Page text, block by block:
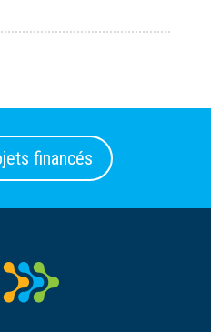
financés